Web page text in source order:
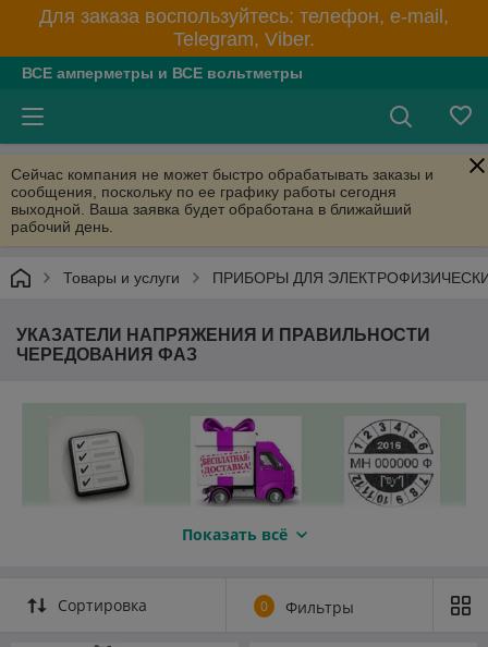
Для заказа воспользуйтесь: телефон, e-mail,
Telegram, Viber.
ВСЕ амперметры и ВСЕ вольтметры
Сейчас компания не может быстро обрабатывать заказы и
сообщения, поскольку по ее графику работы сегодня
выходной. Ваша заявка будет обработана в ближайший
рабочий день.
Товары и услуги ПРИБОРЫ ДЛЯ
УКАЗАТЕЛИ НАПРЯЖЕНИЯ И ПРАВИЛЬНОСТИ
ЧЕРЕДОВАНИЯ ФАЗ
Показать всё
Сортировка 0 Фильтры